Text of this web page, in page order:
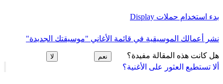
ألا تستطيع العثور على الأغنية؟
بدء استخدام حملات Display
نشر أعمالك الموسيقية في قائمة الأغاني "موسيقتك الجديدة"
هل كانت هذه المقالة مفيدة؟ نعم لا